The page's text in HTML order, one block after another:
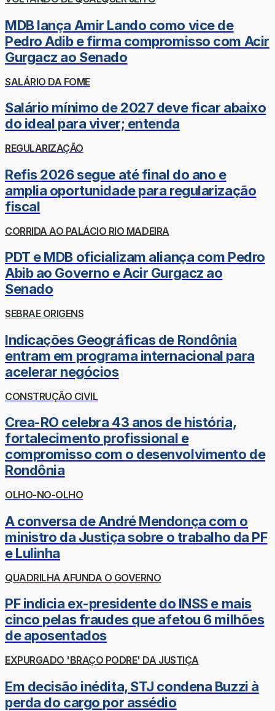
MDB lança Amir Lando como vice de
Pedro Adib e firma compromisso com Acir
Gurgacz ao Senado
SALÁRIO DA FOME
Salário mínimo de 2027 deve ficar abaixo
do ideal para viver; entenda
REGULARIZAÇÃO
Refis 2026 segue até final do ano e
amplia oportunidade para regularização
fiscal
CORRIDA AO PALÁCIO RIO MADEIRA
PDT e MDB oficializam aliança com Pedro
Abib ao Governo e Acir Gurgacz ao
Senado
SEBRAE ORIGENS
Indicações Geográficas de Rondônia
entram em programa internacional para
acelerar negócios
CONSTRUÇÃO CIVIL
Crea-RO celebra 43 anos de história,
fortalecimento profissional e
compromisso com o desenvolvimento de
Rondônia
OLHO-NO-OLHO
A conversa de André Mendonça com o
ministro da Justiça sobre o trabalho da PF
e Lulinha
QUADRILHA AFUNDA O GOVERNO
PF indicia ex-presidente do INSS e mais
cinco pelas fraudes que afetou 6 milhões
de aposentados
EXPURGADO 'BRAÇO PODRE' DA JUSTIÇA
Em decisão inédita, STJ condena Buzzi à
perda do cargo por assédio